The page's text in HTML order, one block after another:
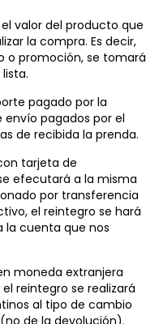
valor del producto que
la compra. Es decir,
promoción, se tomará
pagado por la
pagados por el
de recibida la prenda.
efecutará a la misma
por transferencia
el reintegro se hará
la cuenta que nos
moneda extranjera
reintegro se realizará
al tipo de cambio
de la devolución).